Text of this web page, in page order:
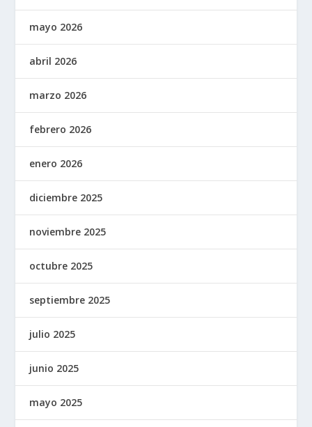
mayo 2026
abril 2026
marzo 2026
febrero 2026
enero 2026
diciembre 2025
noviembre 2025
octubre 2025
septiembre 2025
julio 2025
junio 2025
mayo 2025